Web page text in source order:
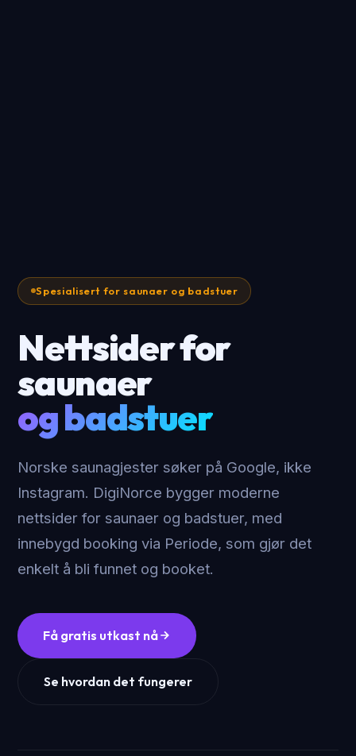
Spesialisert for saunaer og badstuer
Nettsider for
saunaer
og badstuer
Norske saunagjester søker på Google, ikke
Instagram. DigiNorce bygger moderne
nettsider for saunaer og badstuer, med
innebygd booking via Periode, som gjør det
enkelt å bli funnet og booket.
Få gratis utkast nå
Se hvordan det fungerer